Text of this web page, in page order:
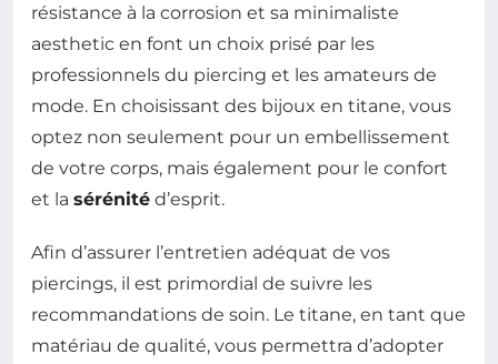
résistance à la corrosion et sa minimaliste
aesthetic en font un choix prisé par les
professionnels du piercing et les amateurs de
mode. En choisissant des bijoux en titane, vous
optez non seulement pour un embellissement
de votre corps, mais également pour le confort
et la sérénité d’esprit.
Afin d’assurer l’entretien adéquat de vos
piercings, il est primordial de suivre les
recommandations de soin. Le titane, en tant que
matériau de qualité, vous permettra d’adopter